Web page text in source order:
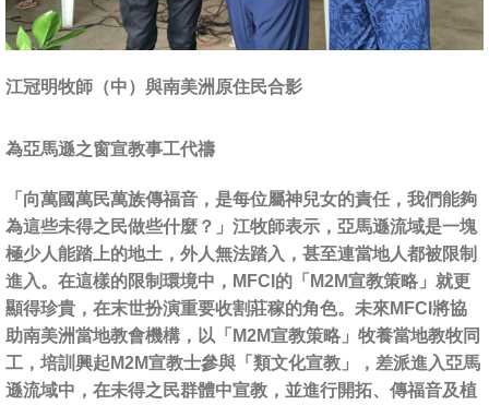
江冠明牧師（中）與南美洲原住民合影
為亞馬遜之窗宣教事工代禱
「向萬國萬民萬族傳福音，是每位屬神兒女的責任，我們能夠
為這些未得之民做些什麼？」江牧師表示，亞馬遜流域是一塊
極少人能踏上的地土，外人無法踏入，甚至連當地人都被限制
進入。在這樣的限制環境中，MFCI的「M2M宣教策略」就更
顯得珍貴，在末世扮演重要收割莊稼的角色。未來MFCI將協
助南美洲當地教會機構，以「M2M宣教策略」牧養當地教牧同
工，培訓興起M2M宣教士參與「類文化宣教」，差派進入亞馬
遜流域中，在未得之民群體中宣教，並進行開拓、傳福音及植